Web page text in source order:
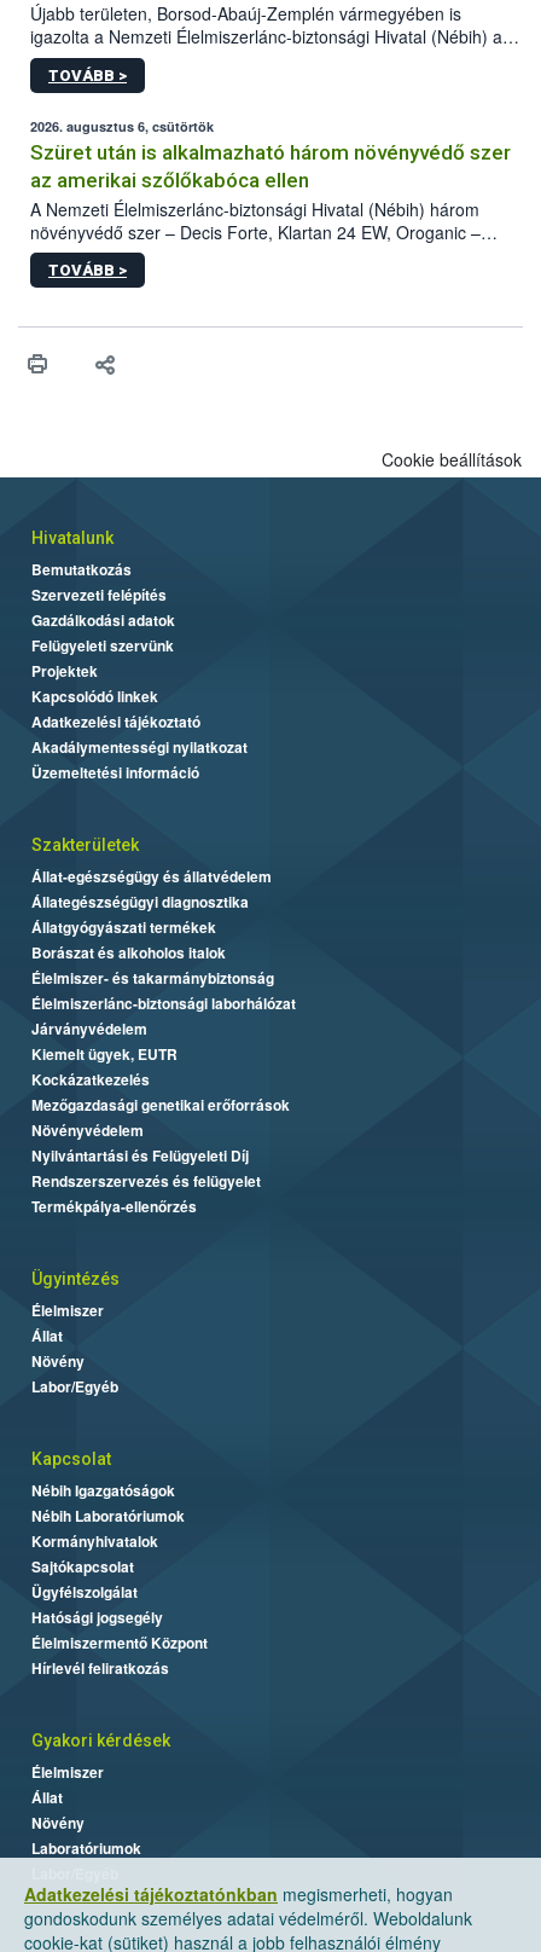
Újabb területen, Borsod-Abaúj-Zemplén vármegyében is
igazolta a Nemzeti Élelmiszerlánc-biztonsági Hivatal (Nébih) a
kőrisrontó karcsúdíszbogár (Agrilus planipennis) jelenlétét. A
kártevőt nem csak színcsapdában találták meg, de már fertőzött
az intenzív felderítést, emellett az intézkedéseket a szlovák
hatósággal is összehangolják a terjedés megállítása érdekében.
TOVÁBB >
2026. augusztus 6, csütörtök
Szüret után is alkalmazható három növényvédő szer
az amerikai szőlőkabóca ellen
A Nemzeti Élelmiszerlánc-biztonsági Hivatal (Nébih) három
növényvédő szer – Decis Forte, Klartan 24 EW, Oroganic –
engedélyokiratát módosította, így azok a szüretet követően,
egészen a vesszőérettség (BBCH 91) stádiumáig
érésű szőlőkben is legyen lehetőség a károsító elleni további
felhasználók számára is elérhető és ökológiai termesztésben is
TOVÁBB >
Adatkezelési tájékoztatónkban megismerheti, hogyan
gondoskodunk személyes adatai védelméről. Weboldalunk
cookie-kat (sütiket) használ a jobb felhasználói élmény
Cookie beállítások
Hivatalunk
Bemutatkozás
Szervezeti felépítés
Gazdálkodási adatok
Felügyeleti szervünk
Projektek
Kapcsolódó linkek
Adatkezelési tájékoztató
Akadálymentességi nyilatkozat
Üzemeltetési információ
Szakterületek
Állat-egészségügy és állatvédelem
Állategészségügyi diagnosztika
Állatgyógyászati termékek
Borászat és alkoholos italok
Élelmiszer- és takarmánybiztonság
Élelmiszerlánc-biztonsági laborhálózat
Járványvédelem
Kiemelt ügyek, EUTR
Kockázatkezelés
Mezőgazdasági genetikai erőforrások
Növényvédelem
Nyilvántartási és Felügyeleti Díj
Rendszerszervezés és felügyelet
Termékpálya-ellenőrzés
Ügyintézés
Élelmiszer
Állat
Növény
Labor/Egyéb
Kapcsolat
Nébih Igazgatóságok
Nébih Laboratóriumok
Kormányhivatalok
Sajtókapcsolat
Ügyfélszolgálat
Hatósági jogsegély
Élelmiszermentő Központ
Hírlevél feliratkozás
Gyakori kérdések
Élelmiszer
Állat
Növény
Laboratóriumok